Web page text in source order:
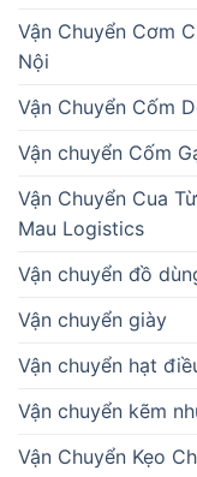
Vận Chuyển Cơm
Nội
Vận Chuyển Cốm
Vận chuyển Cốm
Vận Chuyển Cua
Mau Logistics
Vận chuyển đồ
Vận chuyển giày
Vận chuyển hạt
Vận chuyển kẽm
Vận Chuyển Kẹo